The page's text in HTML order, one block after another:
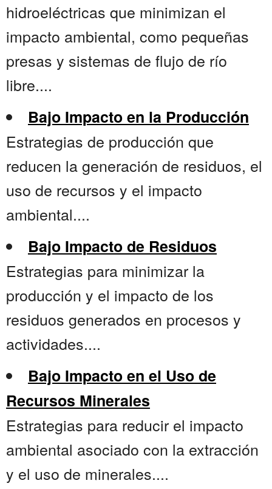
hidroeléctricas que minimizan el
impacto ambiental, como pequeñas
presas y sistemas de flujo de río
libre....
Bajo Impacto en la Producción
Estrategias de producción que
reducen la generación de residuos, el
uso de recursos y el impacto
ambiental....
Bajo Impacto de Residuos
Estrategias para minimizar la
producción y el impacto de los
residuos generados en procesos y
actividades....
Bajo Impacto en el Uso de
Recursos Minerales
Estrategias para reducir el impacto
ambiental asociado con la extracción
y el uso de minerales....